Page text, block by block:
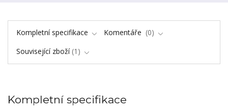
Kompletní specifikace Komentáře
0
Související zboží 1
Kompletní specifikace